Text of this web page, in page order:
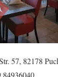
57, 82178